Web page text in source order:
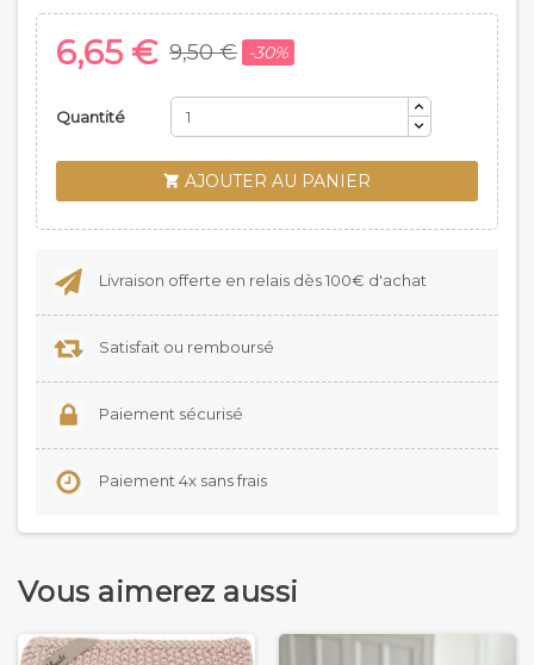
6,65 € 9,50 € -30%
Quantité
 AJOUTER AU PANIER
Livraison offerte en relais dès 100€ d'achat
Satisfait ou remboursé
Paiement sécurisé
Paiement 4x sans frais
Vous aimerez aussi